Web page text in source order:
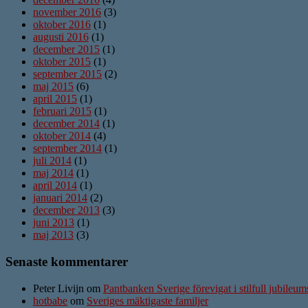
november 2016 (3)
oktober 2016 (1)
augusti 2016 (1)
december 2015 (1)
oktober 2015 (1)
september 2015 (2)
maj 2015 (6)
april 2015 (1)
februari 2015 (1)
december 2014 (1)
oktober 2014 (4)
september 2014 (1)
juli 2014 (1)
maj 2014 (1)
april 2014 (1)
januari 2014 (2)
december 2013 (3)
juni 2013 (1)
maj 2013 (3)
Senaste kommentarer
Peter Livijn om Pantbanken Sverige förevigat i stilfull
hotbabe om Sveriges mäktigaste familjer